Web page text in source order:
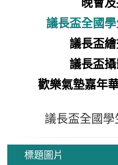
晚會
議長盃全國
議長盃
議長盃
歡樂氣墊嘉年
議長盃全國
標題圖片